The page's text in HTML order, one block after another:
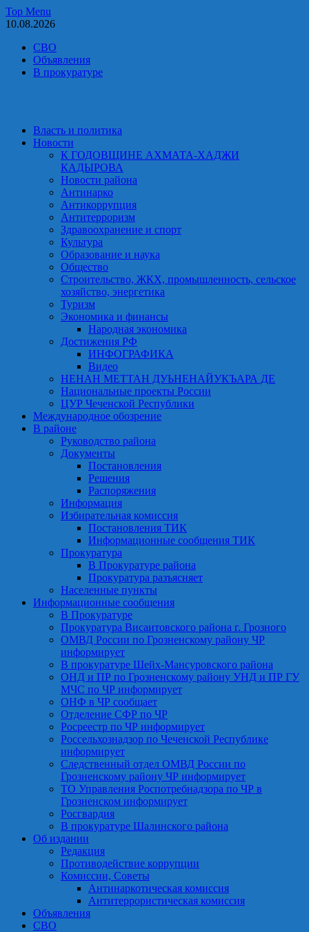
Skip
to
Top Menu
10.08.2026
СВО
Объявления
В прокуратуре
Власть и политика
Новости
К ГОДОВЩИНЕ АХМАТА-ХАДЖИ
КАДЫРОВА
Новости района
Антинарко
Антикоррупция
Антитерроризм
Здравоохранение и спорт
Культура
Образование и наука
Общество
Строительство, ЖКХ, промышленность, сельское
хозяйство, энергетика
Туризм
Экономика и финансы
Народная экономика
Достижения РФ
ИНФОГРАФИКА
Видео
НЕНАН МЕТТАН ДУЬНЕНАЙУКЪАРА ДЕ
Национальные проекты России
ЦУР Чеченской Республики
Международное обозрение
В районе
Руководство района
Документы
Постановления
Решения
Распоряжения
Информация
Избирательная комиссия
Постановления ТИК
Информационные сообщения ТИК
Прокуратура
В Прокуратуре района
Прокуратура разъясняет
Населенные пункты
Информационные сообщения
В Прокуратуре
Прокуратура Висаитовского района г. Грозного
ОМВД России по Грозненскому району ЧР
информирует
В прокуратуре Шейх-Мансуровского района
ОНД и ПР по Грозненскому району УНД и ПР ГУ
МЧС по ЧР информирует
ОНФ в ЧР сообщает
Отделение СФР по ЧР
Росреестр по ЧР информирует
Россельхознадзор по Чеченской Республике
информирует
Следственный отдел ОМВД России по
Грозненскому району ЧР информирует
ТО Управления Роспотребнадзора по ЧР в
Грозненском информирует
Росгвардия
В прокуратуре Шалинского района
Об издании
Редакция
Противодействие коррупции
Комиссии, Советы
Антинаркотическая комиссия
Антитеррористическая комиссия
Объявления
СВО